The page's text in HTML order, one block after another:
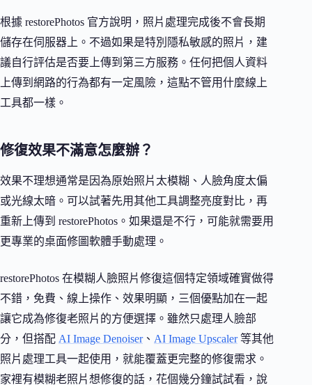
根據 restorePhotos 官方說明，照片處理完成後不會長期
儲存在伺服器上。不過如果是特別隱私敏感的照片，建
議自行評估是否要上傳到第三方服務。任何把個人資料
上傳到網路的行為都有一定風險，這點不管用什麼線上
工具都一樣。
修復效果不滿意怎麼辦？
效果不理想通常是因為原始照片太模糊、人臉角度太偏
或光線太暗。可以試著先用其他工具調整亮度對比，再
重新上傳到 restorePhotos。如果還是不行，可能就需要用
更專業的桌面修圖軟體手動處理。
restorePhotos 在模糊人臉照片修復這個特定領域確實做得
不錯，免費、線上操作、效果明顯，三個優點加在一起
讓它成為修復老照片的方便選擇。雖然只處理人臉部
分，但搭配 AI Image Denoiser、 AI Image Upscaler等其他
照片處理工具一起使用，就能覆蓋更完整的修復需求。
家裡有模糊老照片想修復的話，花個幾分鐘試試看，說